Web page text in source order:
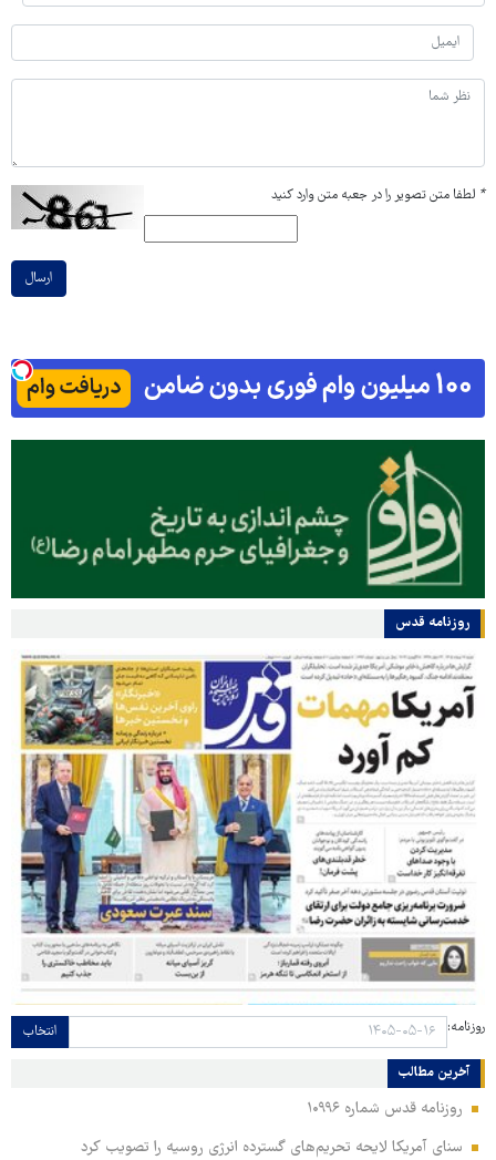
* لطفا متن تصویر را در جعبه متن وارد کنید
ارسال
روزنامه قدس
روزنامه: انتخاب
آخرین مطالب
روزنامه قدس شماره ۱۰۹۹۶
سنای آمریکا لایحه تحریم‌های گسترده انرژی روسیه را تصویب کرد